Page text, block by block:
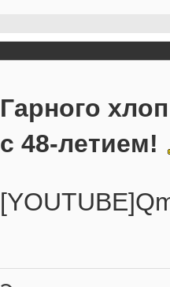
Гарного
с 48-летием!